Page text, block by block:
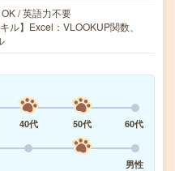
/ 英語力不要
ル】Excel：VLOOKUP関数、
40代 50代
60代
男性